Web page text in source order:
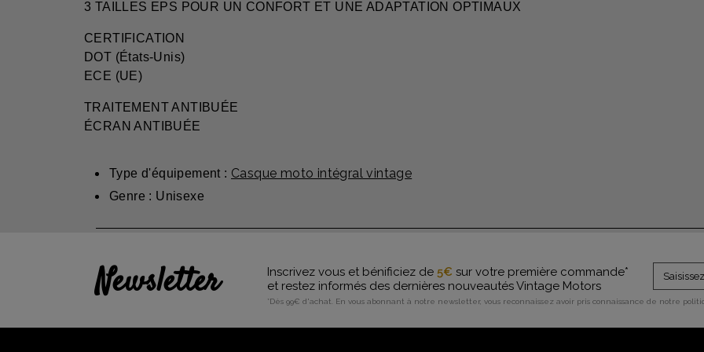
3 TAILLES EPS POUR UN CONFORT ET UNE ADAPTATION OPTIMAUX
CERTIFICATION
DOT (États-Unis)
ECE (UE)
TRAITEMENT ANTIBUÉE
ÉCRAN ANTIBUÉE
Type d'équipement : Casque moto intégral vintage
Genre : Unisexe
Newsletter Inscrivez vous et bénificiez de 5€ sur votre première commande*
et restez informés des dernières nouveautés Vintage Motors
*Dès 99€ d'achat. En vous abonnant à notre newsletter, vous reconnaissez avoir pris connaissance de notre